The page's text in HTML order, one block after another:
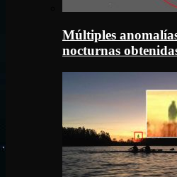
Múltiples
nocturnas